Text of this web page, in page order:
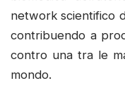
network scientifico
contribuendo a
contro una tra le
mondo.